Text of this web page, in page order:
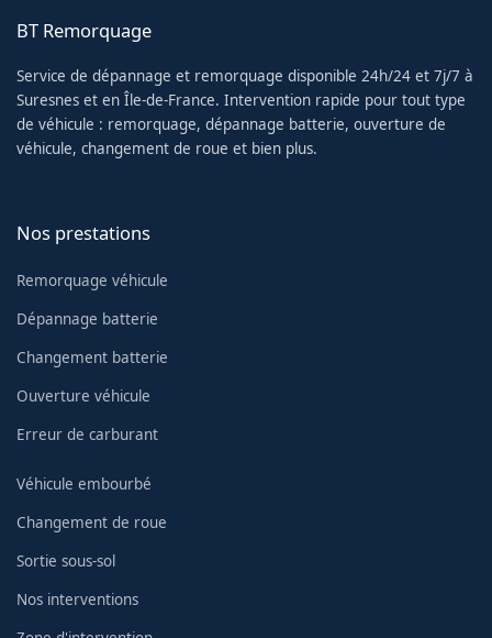
BT Remorquage
Service de dépannage et remorquage disponible 24h/24 et 7j/7 à
Suresnes et en Île-de-France. Intervention rapide pour tout type
de véhicule : remorquage, dépannage batterie, ouverture de
véhicule, changement de roue et bien plus.
Nos prestations
Remorquage véhicule
Dépannage batterie
Changement batterie
Ouverture véhicule
Erreur de carburant
Véhicule embourbé
Changement de roue
Sortie sous-sol
Nos interventions